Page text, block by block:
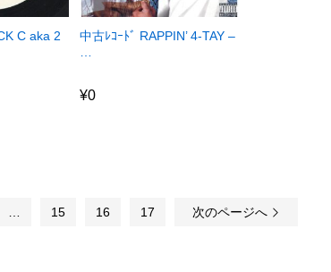
C aka 2
中古ﾚｺｰﾄﾞ RAPPIN’ 4-TAY –
¥0
15 16 17 次のページへ